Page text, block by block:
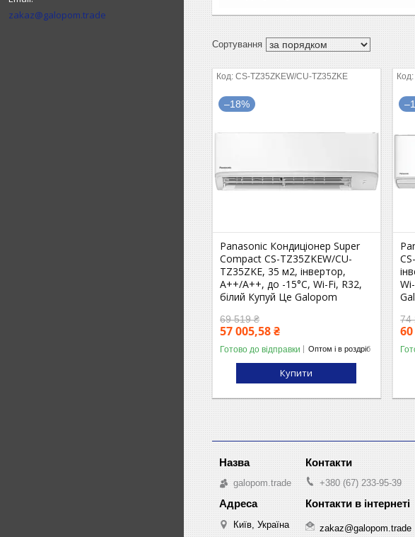
zakaz@galopom.trade
CS-TZ35ZKEW/CU-TZ35ZKE
–18%
Panasonic Кондиціонер Super
Compact CS-TZ35ZKEW/CU-
TZ35ZKE, 35 м2, інвертор,
A++/A++, до -15°С, Wi-Fi, R32,
білий Купуй Це Galopom
69 519 ₴
57 005,58 ₴
Готово до відправки Оптом і в роздріб
Купити
74
galopom.trade
Київ, Україна
+380 (67) 233-95-39
zakaz@galopom.trade